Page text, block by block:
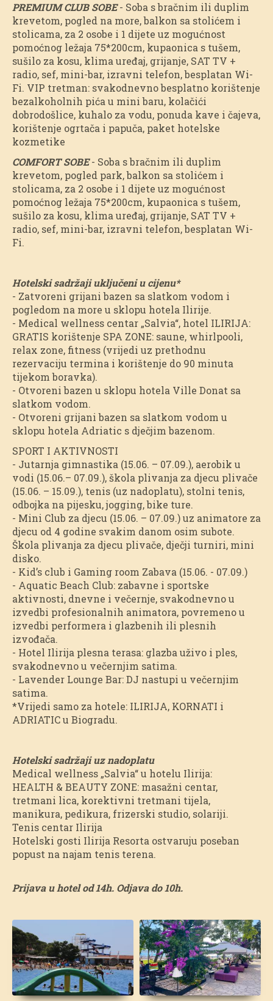
PREMIUM CLUB SOBE- Soba s bračnim ili duplim
krevetom, pogled na more, balkon sa stolićem i
stolicama, za 2 osobe i 1 dijete uz mogućnost
pomoćnog ležaja 75*200cm, kupaonica s tušem,
sušilo za kosu, klima uređaj, grijanje, SAT TV +
radio, sef, mini-bar, izravni telefon, besplatan Wi-
Fi. VIP tretman: svakodnevno besplatno korištenje
bezalkoholnih pića u mini baru, kolačići
dobrodošlice, kuhalo za vodu, ponuda kave i čajeva,
korištenje ogrtača i papuča, paket hotelske
kozmetike
COMFORT SOBE- Soba s bračnim ili duplim
krevetom, pogled park, balkon sa stolićem i
stolicama, za 2 osobe i 1 dijete uz mogućnost
pomoćnog ležaja 75*200cm, kupaonica s tušem,
sušilo za kosu, klima uređaj, grijanje, SAT TV +
radio, sef, mini-bar, izravni telefon, besplatan Wi-
Fi.
Hotelski sadržaji uključeni u cijenu*
- Zatvoreni grijani bazen sa slatkom vodom i
pogledom na more u sklopu hotela Ilirije.
- Medical wellness centar „Salvia“, hotel ILIRIJA:
GRATIS korištenje SPA ZONE: saune, whirlpooli,
relax zone, fitness (vrijedi uz prethodnu
rezervaciju termina i korištenje do 90 minuta
tijekom boravka).
- Otvoreni bazen u sklopu hotela Ville Donat sa
slatkom vodom.
- Otvoreni grijani bazen sa slatkom vodom u
sklopu hotela Adriatic s dječjim bazenom.
SPORT I AKTIVNOSTI
- Jutarnja gimnastika (15.06. – 07.09.), aerobik u
vodi (15.06.– 07.09.), škola plivanja za djecu plivače
(15.06. – 15.09.), tenis (uz nadoplatu), stolni tenis,
odbojka na pijesku, jogging, bike ture.
- Mini Club za djecu (15.06. – 07.09.) uz animatore za
djecu od 4 godine svakim danom osim subote.
Škola plivanja za djecu plivače, dječji turniri, mini
disko.
- Kid’s club i Gaming room Zabava (15.06. - 07.09.)
- Aquatic Beach Club: zabavne i sportske
aktivnosti, dnevne i večernje, svakodnevno u
izvedbi profesionalnih animatora, povremeno u
izvedbi performera i glazbenih ili plesnih
izvođača.
- Hotel Ilirija plesna terasa: glazba uživo i ples,
svakodnevno u večernjim satima.
- Lavender Lounge Bar: DJ nastupi u večernjim
satima.
*Vrijedi samo za hotele: ILIRIJA, KORNATI i
ADRIATIC u Biogradu.
Hotelski sadržaji uz nadoplatu
Medical wellness „Salvia“ u hotelu Ilirija:
HEALTH & BEAUTY ZONE: masažni centar,
tretmani lica, korektivni tretmani tijela,
manikura, pedikura, frizerski studio, solariji.
Tenis centar Ilirija
Hotelski gosti Ilirija Resorta ostvaruju poseban
popust na najam tenis terena.
Prijava u hotel od 14h. Odjava do 10h.